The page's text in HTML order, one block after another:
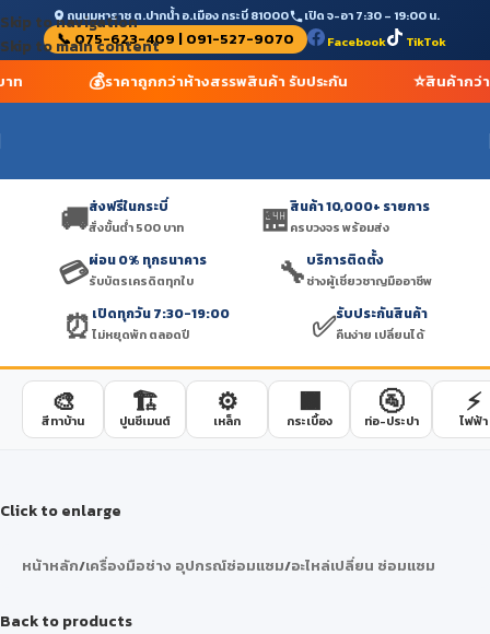
Skip to navigation
Skip to main content
ถนนมหาราช ต.ปากน้ำ อ.เมือง กระบี่ 81000 เปิด จ-อา 7:30 – 19:00 น.
📞 075-623-409 | 091-527-9070 Facebook TikTok
ท 💰ราคาถูกกว่าห้างสรรพสินค้า รับประกัน ⭐สินค้ากว่า
🚚ส่งฟรีในกระบี่
สั่งขั้นต่ำ 500 บาท 🏪สินค้า 10,000+ รายการ
ครบวงจร พร้อมส่ง
💳ผ่อน 0% ทุกธนาคาร
รับบัตรเครดิตทุกใบ 🔧บริการติดตั้ง
ช่างผู้เชี่ยวชาญมืออาชีพ
⏰ เปิดทุกวัน 7:30-19:00
ไม่หยุดพัก ตลอดปี ✅รับประกันสินค้า
คืนง่าย เปลี่ยนได้
🎨
สีทาบ้าน
🏗️
ปูนซีเมนต์
⚙️
เหล็ก
🟫
กระเบื้อง
🚰
ท่อ-ประปา
⚡
ไฟฟ้า
Click to enlarge
หน้าหลัก/เครื่องมือช่าง อุปกรณ์ซ่อมแซม/อะไหล่เปลี่ยน ซ่อมแซม
Back to products